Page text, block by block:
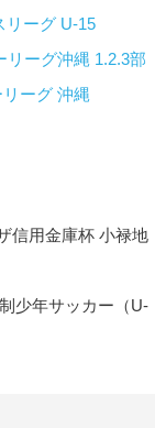
リーグ U-15
リーグ沖縄 1.2.3部
ーグ 沖縄
信用金庫杯 小禄地
少年サッカー（U-